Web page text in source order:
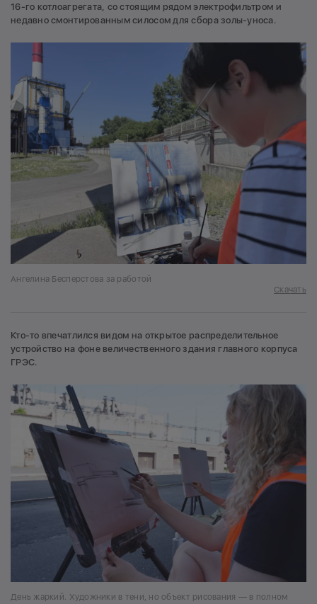
16-го котлоагрегата, со стоящим рядом электрофильтром и
недавно смонтированным силосом для сбора золы-уноса.
Ангелина Бесперстова за работой
Скачать
Кто-то впечатлился видом на открытое распределительное
устройство на фоне величественного здания главного корпуса
ГРЭС.
День жаркий. Художники в тени, но объект рисования — в полном